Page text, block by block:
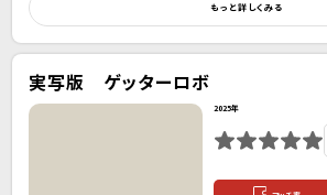
もっと詳しくみる
実写版 ゲッターロボ
2025年